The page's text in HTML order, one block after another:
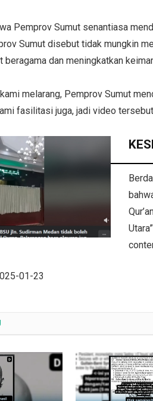
Pemprov Sumut senantiasa
Sumut disebut tidak mungkin
beragama dan meningkatkan
melarang, Pemprov Sumut
fasilitasi juga, jadi video tersebut
01-23